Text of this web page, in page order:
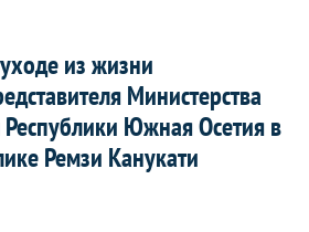
из жизни
Министерства
Южная Осетия в
Ремзи Канукати